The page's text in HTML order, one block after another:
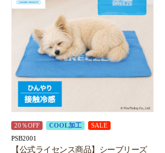
20％OFF COOL加工 SALE
PSB2001
【公式ライセンス商品】シーブリーズ